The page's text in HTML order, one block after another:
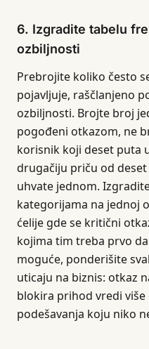
6. Izgradite tabelu
ozbiljnosti
Prebrojite koliko često
pojavljuje, raščlanjeno
ozbiljnosti. Brojte broj
pogođeni otkazom, ne
korisnik koji deset puta
drugačiju priču od
uhvate jednom.
kategorijama na jednoj
ćelije gde se kritični
kojima tim treba prvo
moguće, ponderišite
uticaju na biznis: otkaz
blokira prihod vredi
podešavanja koju niko